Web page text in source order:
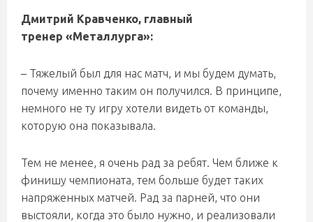
Дмитрий Кравченко, главный
тренер «Металлурга»:
– Тяжелый был для нас матч, и мы будем думать,
почему именно таким он получился. В принципе,
немного не ту игру хотели видеть от команды,
которую она показывала.
Тем не менее, я очень рад за ребят. Чем ближе к
финишу чемпионата, тем больше будет таких
напряженных матчей. Рад за парней, что они
выстояли, когда это было нужно, и реализовали